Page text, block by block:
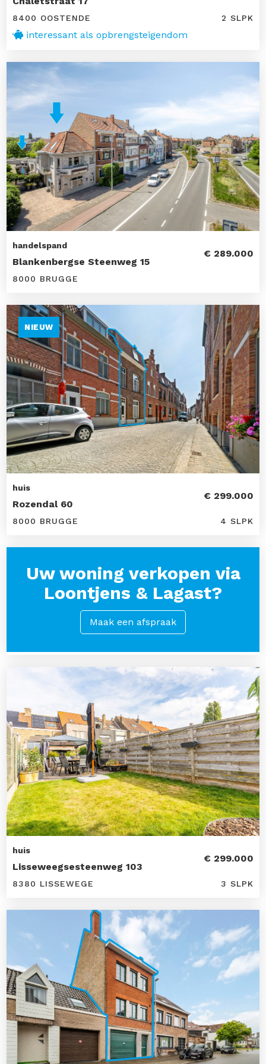
8400 OOSTENDE 2 SLPK
interessant als opbrengsteigendom
handelspand
Blankenbergse Steenweg 15
€ 289.000
8000 BRUGGE
NIEUW
huis
Rozendal 60
€ 299.000
8000 BRUGGE 4 SLPK
Uw woning verkopen via
Loontjens & Lagast?
Maak een afspraak
huis
Lisseweegsesteenweg 103
€ 299.000
8380 LISSEWEGE 3 SLPK